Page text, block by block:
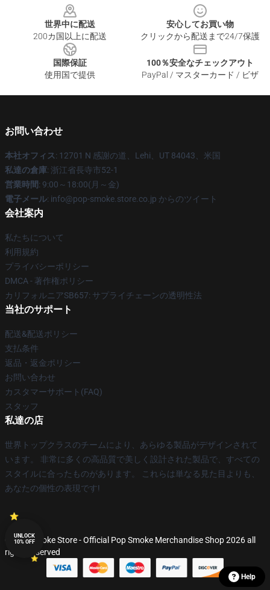
世界中に配送
200カ国以上に配送
安心してお買い物
クリックから配送まで24/7保護
国際保証
使用国で提供
100％安全なチェックアウト
PayPal / マスターカード / ビザ
お問い合わせ
本社オフィス: 12701 N 感謝の道、Lehi、UT 84043、米国
私達の倉庫: 浙江省長寺市52-1
営業時間: 9:00～18:00(月～金)
電子メール: info@pop-smoke.store.co.jp からのツイート
会社案内
私たちについて
利用規約
プライバシーポリシー
DMCA - 著作権ポリシー
カリフォルニアSB657: サプライチェーンの透明性法
当社のサポート
配送&配送ポリシー
支払条件
返品・返金ポリシー
お問い合わせ
カスタマーサポート(FAQ)
スタッフ
私達の店
世界トップクラスのチームにより、あらゆる製品がデザインされて
います。 非常に多くの高品質で美しく設計された製品で、すべての
スタイルに合ったものがあります。 これらは単なる見た目よりも、
あなたの個性の表現です!
© Pop Smoke Store - Official Pop Smoke Merchandise Shop 2026 all
rights reserved
Help
UNLOCK
10% OFF